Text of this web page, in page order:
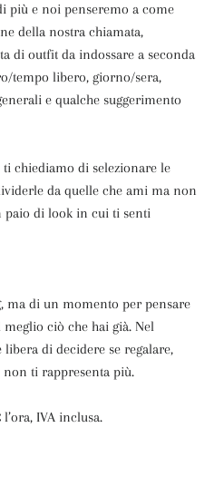
più e noi penseremo a come
della nostra chiamata,
di outfit da indossare a seconda
tempo libero, giorno/sera,
e qualche suggerimento
chiediamo di selezionare le
da quelle che ami ma non
paio di look in cui ti senti
ma di un momento per pensare
ciò che hai già. Nel
di decidere se regalare,
ti rappresenta più.
IVA inclusa.